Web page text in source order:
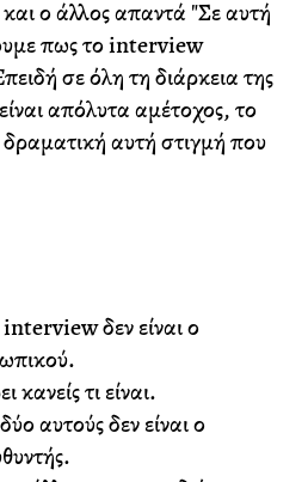
και ο άλλος απαντά "Σε αυτή
πως το interview
σε όλη τη διάρκεια της
απόλυτα αμέτοχος, το
δραματική αυτή στιγμή που
δεν είναι ο
κανείς τι είναι.
αυτούς δεν είναι ο